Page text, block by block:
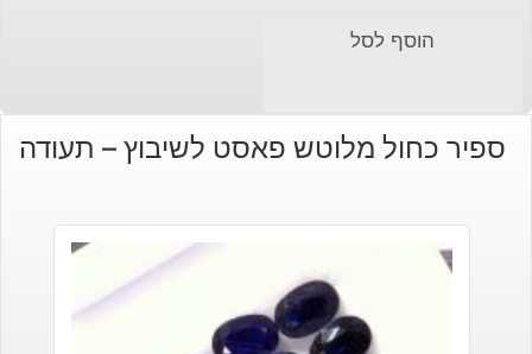
הוסף לסל
ספיר כחול מלוטש פאסט לשיבוץ – תעודה